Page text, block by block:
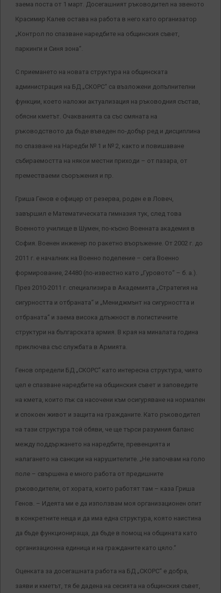
заема поста от 1 март. Досегашният ръководител на звеното
Красимир Калев остава на работа в него като организатор
„Контрол по спазване наредбите на общинския съвет,
паркинги и Синя зона“.
С приемането на новата структура на общинската
администрация на БД „СКОРС“ са възложени допълнителни
функции, което наложи актуализация на ръководния състав,
обясни кметът. Очакванията са със смяната на
ръководството да бъде въведен по-добър ред и дисциплина
по спазване на Наредби № 1 и № 2, както и повишаване
събираемостта на някои местни приходи – от пазара, от
преместваеми съоръжения и пр.
Гриша Генов е офицер от резерва, роден е в Ловеч,
завършил е Математическата гимназия тук, след това
Военното училище в Шумен, по-късно Военната академия в
София. Военен инженер по ракетно въоръжение. От 2002 г. до
2011 г. е началник на Военно поделение – сега Военно
формирование, 24480 (по-известно като „Гуровото“ – б. а.).
През 2010-2011 г. специализира в Академията „Стратегия на
сигурността и отбраната“ и „Мениджмънт на сигурността и
отбраната“ и заема висока длъжност в логистичните
структури на българската армия. В края на миналата година
приключва със службата в Армията.
Генов определи БД „СКОРС“ като интересна структура, чиято
цел е спазване наредбите на общинския съвет и заповедите
на кмета, които пък са насочени към осигуряване на нормален
и спокоен живот и защита на гражданите. Като ръководител
на тази структура той обяви, че ще търси разумния баланс
между поддържането на наредбите, превенцията и
налагането на санкции на нарушителите. „Не започвам на голо
поле – свършена е много работа от предишните
ръководители, от хората, които работят там – каза Гриша
Генов. – Идеята ми е да използвам моя организационен опит
в конкретните неща и да има една структура, която наистина
да бъде функционираща, да бъде в помощ на общината като
организационна единица и на гражданите като цяло.“
Оценката за досегашната работа на БД „СКОРС“ е добра,
заяви и кметът, тя бе дадена на сесията на общинския съвет,